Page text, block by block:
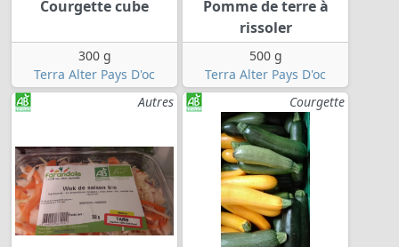
Courgette cube
300 g
Terra Alter Pays D'oc
Pomme de terre à
rissoler
500 g
Terra Alter Pays D'oc
Autres
Courgette